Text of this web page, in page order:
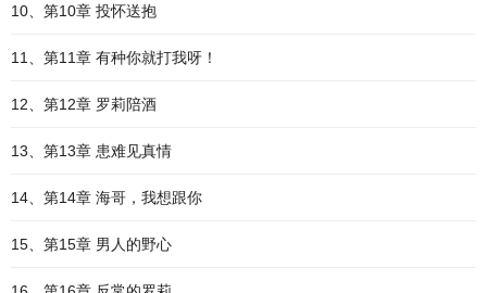
10、第10章 投怀送抱
11、第11章 有种你就打我呀！
12、第12章 罗莉陪酒
13、第13章 患难见真情
14、第14章 海哥，我想跟你
15、第15章 男人的野心